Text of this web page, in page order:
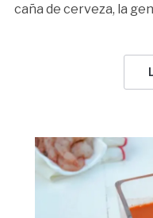
caña de cerveza, la